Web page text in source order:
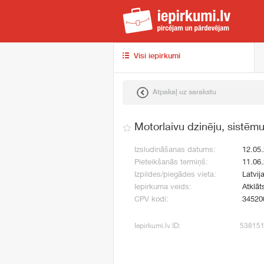
Visi iepirkumi
Atpakaļ uz sarakstu
Motorlaivu dzinēju,
Izsludināšanas datums:
Pieteikšanās termiņš:
Izpildes/piegādes vieta:
Iepirkuma veids:
CPV kodi:
Iepirkumi.lv ID: